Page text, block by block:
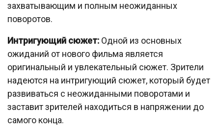
захватывающим и полным неожиданных
поворотов.
Интригующий сюжет: Одной из основных
ожиданий от нового фильма является
оригинальный и увлекательный сюжет. Зрители
надеются на интригующий сюжет, который будет
развиваться с неожиданными поворотами и
заставит зрителей находиться в напряжении до
самого конца.